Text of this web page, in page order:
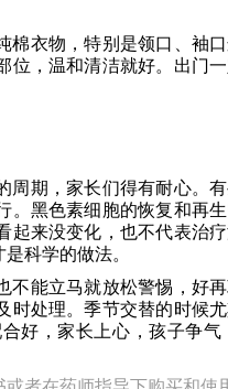
棉衣物，特别是领口、袖
，温和清洁就好。出门
期，家长们得有耐心。
黑色素细胞的恢复和再
起来没变化，也不代表治
科学的做法。
不能立马就放松警惕，好
处理。季节交替的时候
好，家长上心，孩子争